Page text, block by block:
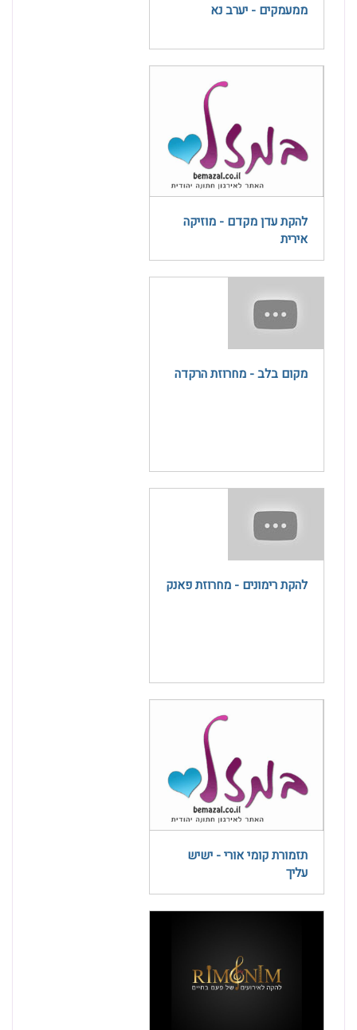
ממעמקים - יערב נא
להקת עדן מקדם - מוזיקה
אירית
מקום בלב - מחרוזת הרקדה
להקת רימונים - מחרוזת פאנק
תזמורת קומי אורי - ישיש
עליך